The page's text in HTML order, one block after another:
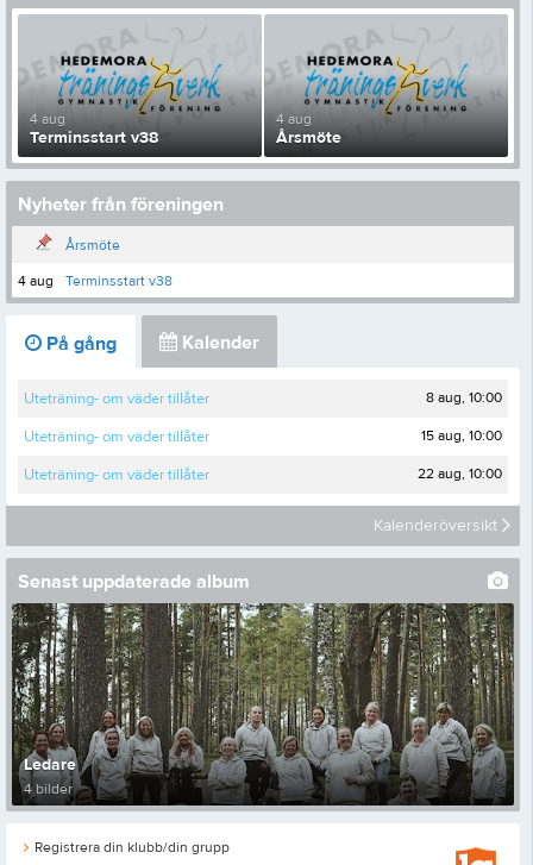
4 aug
Terminsstart v38
4 aug
Årsmöte
Nyheter från föreningen
Årsmöte
4 aug
Terminsstart v38
På gång Kalender
Uteträning- om väder tillåter 8 aug, 10:00
Uteträning- om väder tillåter 15 aug, 10:00
Uteträning- om väder tillåter 22 aug, 10:00
Kalenderöversikt
Senast uppdaterade album
Ledare
4 bilder
Registrera din klubb/din grupp